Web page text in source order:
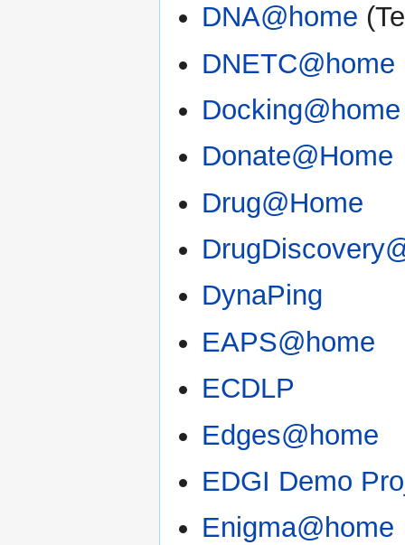
DNA@home
DNETC@home
Docking@home
Donate@Home
Drug@Home
DynaPing
EAPS@home
ECDLP
Edges@home
EDGI Demo
Enigma@home